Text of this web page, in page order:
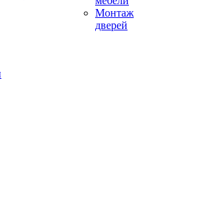
Монтаж
дверей